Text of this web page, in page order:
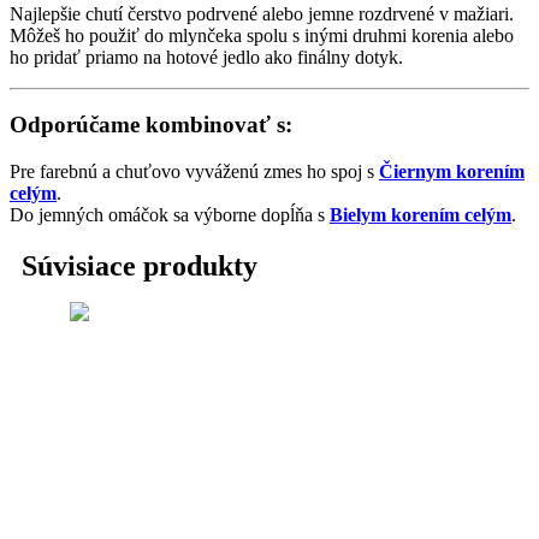
Najlepšie chutí čerstvo podrvené alebo jemne rozdrvené v mažiari.
Môžeš ho použiť do mlynčeka spolu s inými druhmi korenia alebo
ho pridať priamo na hotové jedlo ako finálny dotyk.
Odporúčame kombinovať s:
Pre farebnú a chuťovo vyváženú zmes ho spoj s Čiernym korením
celým.
Do jemných omáčok sa výborne dopĺňa s Bielym korením celým.
Súvisiace produkty